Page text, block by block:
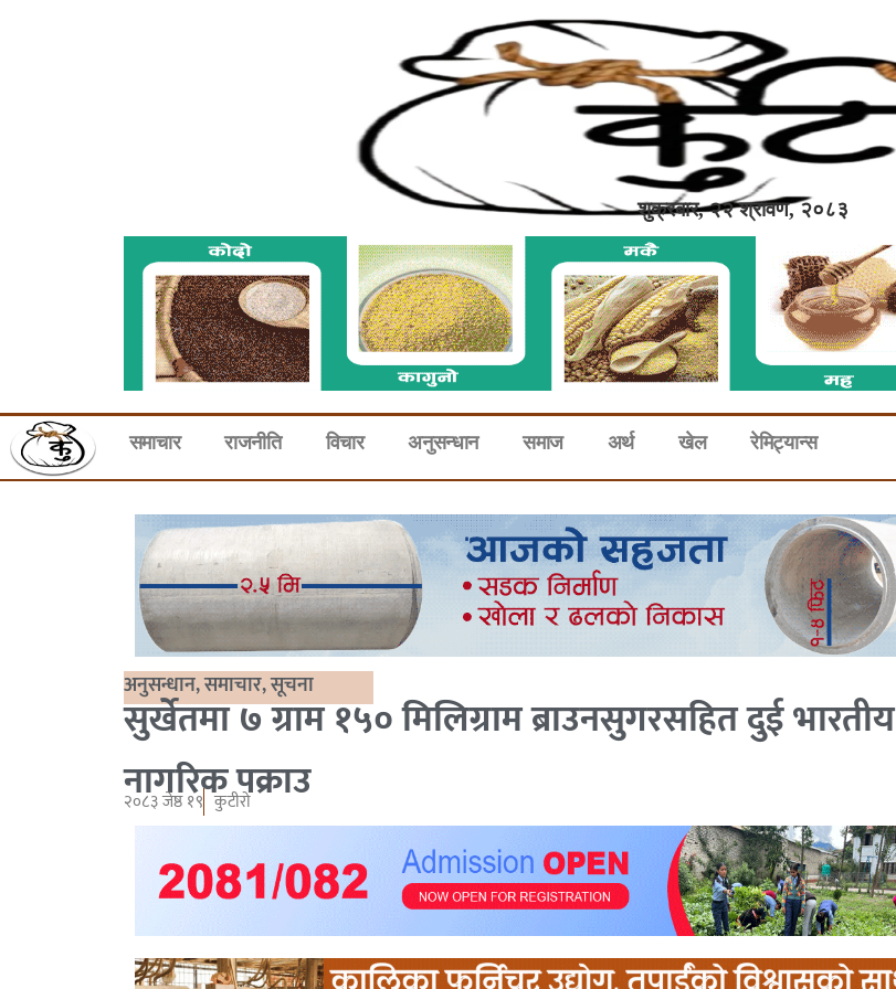
शुक्रबार, २२ श्रावण, २०८३
समाचार राजनीति विचार अनुसन्धान समाज अर्थ खेल रेमिट्यान्स
अनुसन्धान,समाचार,सूचना
सुर्खेतमा ७ ग्राम १५० मिलिग्राम ब्राउनसुगरसहित दुई भारतीय
नागरिक पक्राउ
२०८३ जेष्ठ १९ कुटीरो